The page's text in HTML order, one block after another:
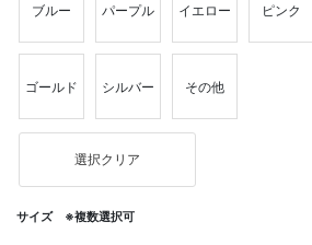
ブルー パープル イエロー ピンク
ゴールド シルバー その他
選択クリア
サイズ ※複数選択可